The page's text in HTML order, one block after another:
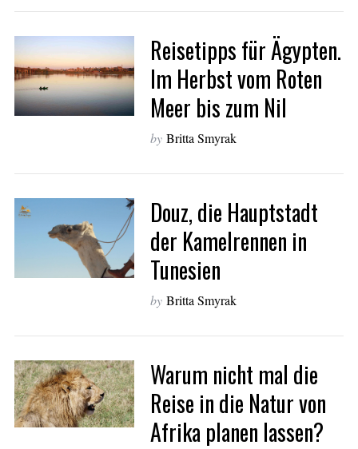
Reisetipps für Ägypten.
Im Herbst vom Roten
Meer bis zum Nil
by Britta Smyrak
Douz, die Hauptstadt
der Kamelrennen in
Tunesien
by Britta Smyrak
Warum nicht mal die
Reise in die Natur von
Afrika planen lassen?